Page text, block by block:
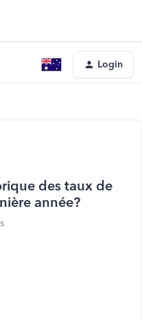
Login
des taux de
année?